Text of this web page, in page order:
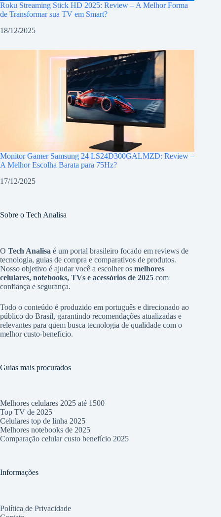
Roku Streaming Stick HD 2025: Review – A Melhor Forma
de Transformar sua TV em Smart?
18/12/2025
Monitor Gamer Samsung 24 LS24D300GALMZD: Review –
A Melhor Escolha Barata para 75Hz?
17/12/2025
Sobre o Tech Analisa
O Tech Analisa é um portal brasileiro focado em reviews de
tecnologia, guias de compra e comparativos de produtos.
Nosso objetivo é ajudar você a escolher os melhores
celulares, notebooks, TVs e acessórios de 2025 com
confiança e segurança.
Todo o conteúdo é produzido em português e direcionado ao
público do Brasil, garantindo recomendações atualizadas e
relevantes para quem busca tecnologia de qualidade com o
melhor custo-benefício.
Guias mais procurados
Melhores celulares 2025 até 1500
Top TV de 2025
Celulares top de linha 2025
Melhores notebooks de 2025
Comparação celular custo benefício 2025
Informações
Política de Privacidade